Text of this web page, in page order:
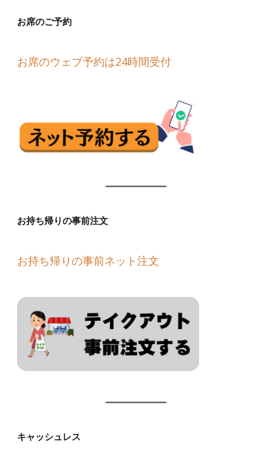
お席のご予約
お席のウェブ予約は24時間受付
お持ち帰りの事前注文
お持ち帰りの事前ネット注文
キャッシュレス